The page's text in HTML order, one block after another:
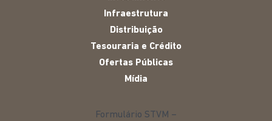
Infraestrutura
Distribuição
Tesouraria e Crédito
Ofertas Públicas
Mídia
Formulário STVM –